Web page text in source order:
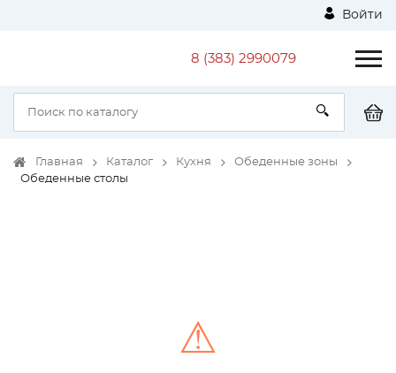
Войти
8 (383) 2990079
Главная Каталог Кухня
Обеденные зоны
Обеденные столы
⚠